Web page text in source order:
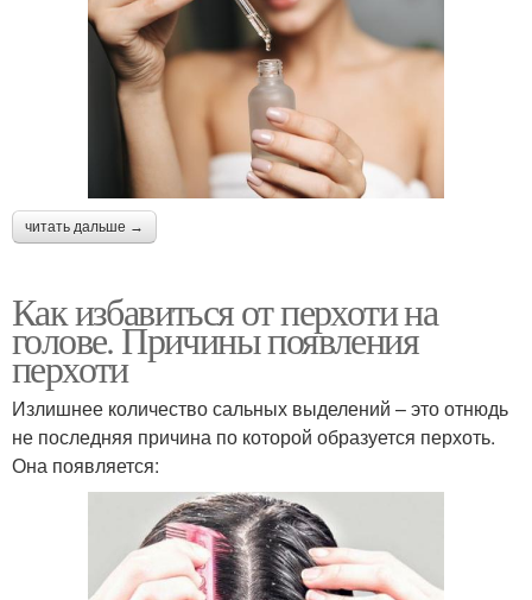
читать дальше →
Как избавиться от перхоти на
голове. Причины появления
перхоти
Излишнее количество сальных выделений – это отнюдь
не последняя причина по которой образуется перхоть.
Она появляется: